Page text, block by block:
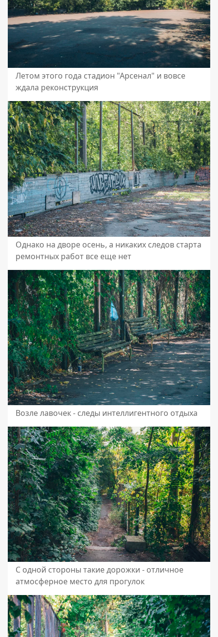
Летом этого года стадион "Арсенал" и вовсе
ждала реконструкция
Однако на дворе осень, а никаких следов старта
ремонтных работ все еще нет
Возле лавочек - следы интеллигентного отдыха
С одной стороны такие дорожки - отличное
атмосферное место для прогулок